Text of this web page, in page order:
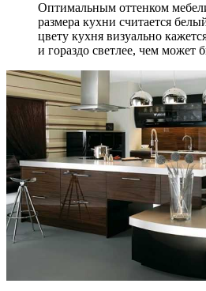
Оптимальным оттенком
размера кухни считается
цвету кухня визуально
и гораздо светлее, чем может